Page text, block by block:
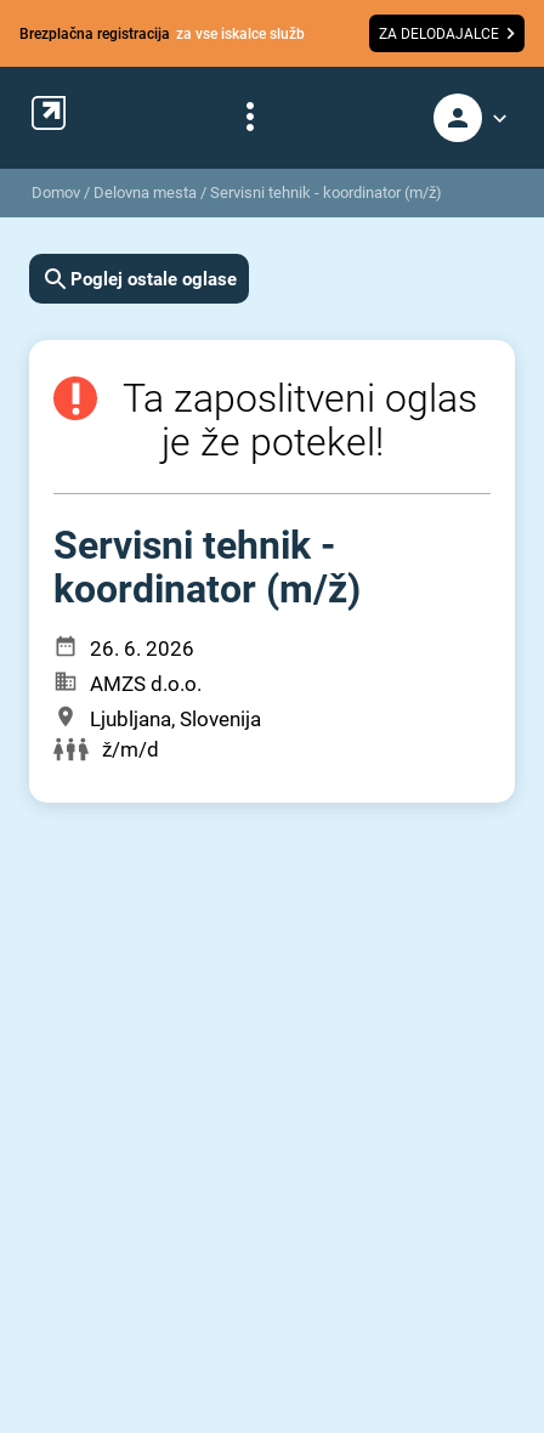
Brezplačna registracija za vse iskalce služb ZA DELODAJALCE
Domov / Delovna mesta / Servisni tehnik - koordinator (m/ž)
Poglej ostale oglase
Ta zaposlitveni oglas
je že potekel!
Servisni tehnik -
koordinator (m⁠/⁠ž)
26. 6. 2026
AMZS d.o.o.
Ljubljana, Slovenija
ž/m/d